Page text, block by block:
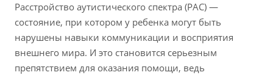
Расстройство аутистического спектра (РАС) —
состояние, при котором у ребенка могут быть
нарушены навыки коммуникации и восприятия
внешнего мира. И это становится серьезным
препятствием для оказания помощи, ведь